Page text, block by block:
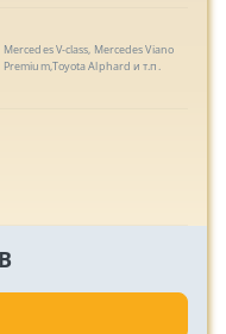
Mercedes V-class, Mercedes Viano
Premium,Toyota Alphard и т.п.